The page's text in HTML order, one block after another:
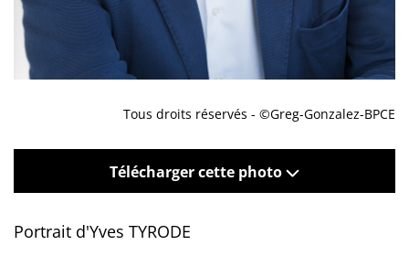
Tous droits réservés - ©Greg-Gonzalez-BPCE
Télécharger cette photo
Portrait d'Yves TYRODE